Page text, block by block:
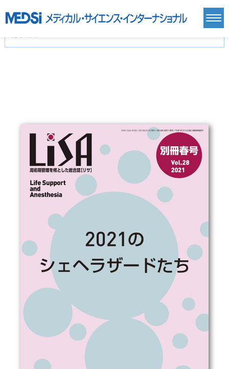
基礎医学(93)
基礎医学関連科学(80)
自然科学(25)
看護学(21)
医療技術(16)
歯科学(3)
薬学(7)
保健・体育(1)
医学一般(91) マルチメディア(0)